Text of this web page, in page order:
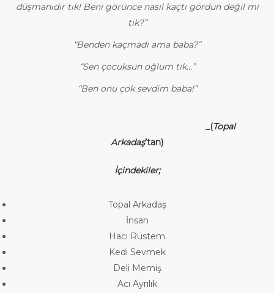
düşmanıdır tık! Beni görünce nasıl kaçtı gördün değil mi
tık?”
“Benden kaçmadı ama baba?”
“Sen çocuksun oğlum tık…”
“Ben onu çok sevdim baba!”
_(Topal
Arkadaş’tan)
İçindekiler;
Topal Arkadaş
İnsan
Hacı Rüstem
Kedi Sevmek
Deli Memiş
Acı Ayrılık